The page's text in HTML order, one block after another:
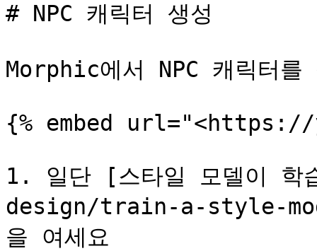
# NPC 캐릭터 생성
Morphic에서 NPC 캐릭터
{% embed url="<https://
1. 일단 [스타일 모델이
design/train-a-style-
을 여세요